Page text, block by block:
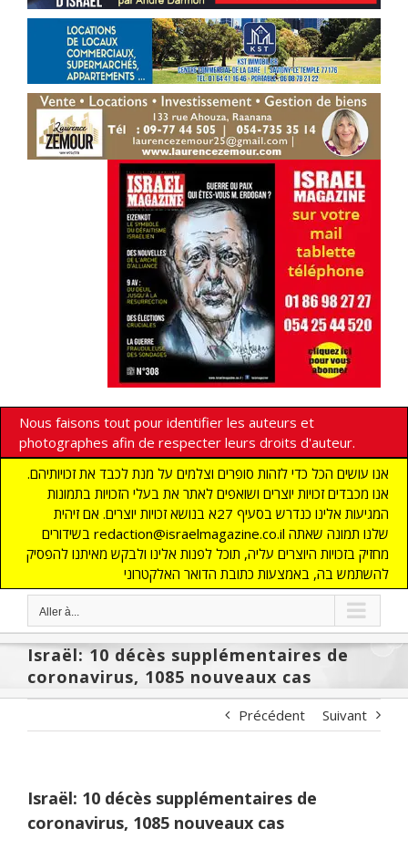
Nous faisons tout pour identifier les auteurs et
photographes afin de respecter leurs droits d'auteur.
אנו עושים הכל כדי לזהות סופרים וצלמים על מנת לכבד את זכויותיהם.
אנו מכבדים זכויות יוצרים ושואפים לאתר את בעלי הזכויות בתמונות
המגיעות אלינו כנדרש בסעיף 27א בנושא זכויות יוצרים. אם זיהית
בשידורים redaction@israelmagazine.co.il שלנו תמונה שאתה
מחזיק בזכויות היוצרים עליה, תוכל לפנות אלינו ולבקש מאיתנו להפסיק
להשתמש בה, באמצעות כתובת הדואר האלקטרוני
Aller à...
Israël: 10 décès supplémentaires de
coronavirus, 1085 nouveaux cas
Précédent Suivant
Israël: 10 décès supplémentaires de
coronavirus, 1085 nouveaux cas